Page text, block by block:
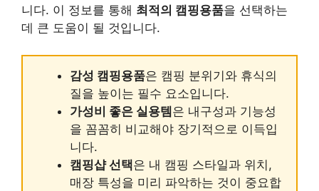
니다. 이 정보를 통해 최적의 캠핑용품을 선택하는
데 큰 도움이 될 것입니다.
감성 캠핑용품은 캠핑 분위기와 휴식의
질을 높이는 필수 요소입니다.
가성비 좋은 실용템 은 내구성과 기능성
을 꼼꼼히 비교해야 장기적으로 이득입
니다.
캠핑샵 선택은 내 캠핑 스타일과 위치,
매장 특성을 미리 파악하는 것이 중요합